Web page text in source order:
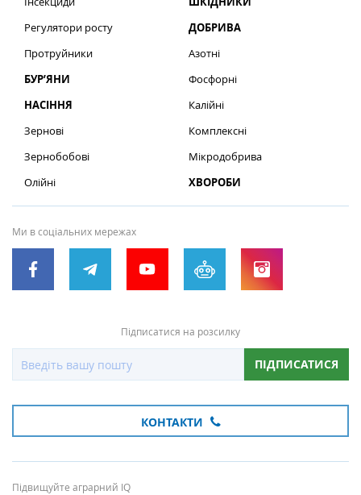
Регулятори росту
Протруйники
БУР’ЯНИ
НАСІННЯ
Зернові
Зернобобові
Олійні
ДОБРИВА
Азотні
Фосфорні
Калійні
Комплексні
Мікродобрива
ХВОРОБИ
Ми в соціальних мережах
Підписатися на розсилку
ПІДПИСАТИСЯ
КОНТАКТИ
Підвищуйте аграрний IQ